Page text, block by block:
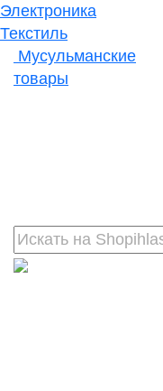
Электроника
Текстиль
Мусульманские
товары